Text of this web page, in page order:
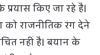
किए जा रहे हैं।
को राजनीतिक रंग देने
नहीं है। बयान के